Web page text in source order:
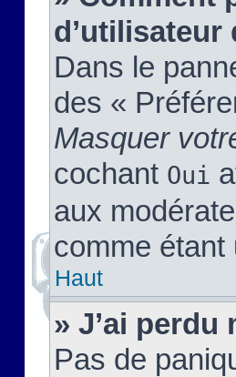
Dans le
des «
Masquer
cochant Oui
aux
comme étant
Haut
» J’ai perdu
Pas de